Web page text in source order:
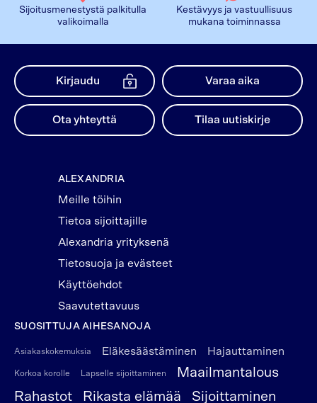
Sijoitusmenestystä palkitulla
valikoimalla
Kestävyys ja vastuullisuus
mukana toiminnassa
Kirjaudu Varaa aika
Ota yhteyttä Tilaa uutiskirje
ALEXANDRIA
Meille töihin
Tietoa sijoittajille
Alexandria yrityksenä
Tietosuoja ja evästeet
Käyttöehdot
Saavutettavuus
SUOSITTUJA AIHESANOJA
Asiakaskokemuksia Eläkesäästäminen Hajauttaminen
Korkoa korolle Lapselle sijoittaminen
Maailmantalous
Rahastot
Rikasta elämää Sijoittaminen